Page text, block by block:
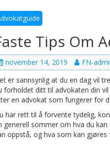
Tips Om
november 14, 2019 FN-
er sannsynlig at du en dag vil
forholdet ditt til advokaten din
en advokat som fungerer for
har rett til å forvente tydelig,
generell sommer om hva du
oppstå, og hva som kan